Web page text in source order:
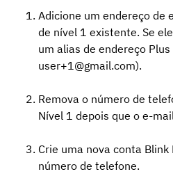
Adicione um endereço de
de nível 1 existente. Se
um alias de endereço
user+1@gmail.com).
Remova o número de
Nível 1 depois que o e-
Crie uma nova conta
número de telefone.